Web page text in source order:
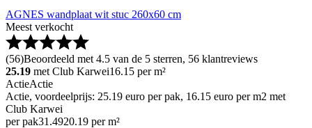
AGNES wandplaat wit stuc 260x60 cm
Meest verkocht
(56)Beoordeeld met 4.5 van de 5 sterren, 56 klantreviews
25.19 met Club Karwei16.15 per m²
ActieActie
Actie, voordeelprijs: 25.19 euro per pak, 16.15 euro per m2 met
Club Karwei
per pak31 .4920.19 per m²